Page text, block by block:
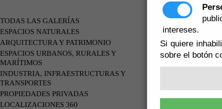
intereses.
Si quiere
sobre el botón
TODAS LAS GALERÍAS
ESPACIOS NATURALES
ARQUITECTURA Y PATRIMONIO
ESPACIOS URBANOS, RURALES Y
MARÍTIMOS
INDUSTRIA, INFRAESTRUCTURAS Y
TRANSPORTES
PROPIEDADES PRIVADAS
LOCALIZACIONES 360